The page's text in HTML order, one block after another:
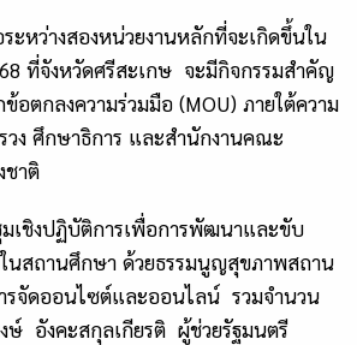
ะหว่างสองหน่วยงานหลักที่จะเกิดขึ้นใน
ที่จังหวัดศรีสะเกษ จะมีกิจกรรมสำคัญ
อตกลงความร่วมมือ (MOU) ภายใต้ความ
วง ศึกษาธิการ และสำนักงานคณะ
ชาติ
เชิงปฏิบัติการเพื่อการพัฒนาและขับ
นสถานศึกษา ด้วยธรรมนูญสุขภาพสถาน
จัดออนไซต์และออนไลน์ รวมจำนวน
อังคะสกุลเกียรติ ผู้ช่วยรัฐมนตรี